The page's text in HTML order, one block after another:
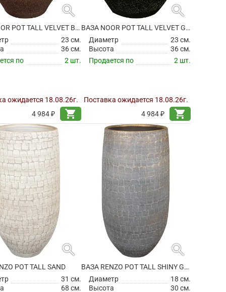
search
ВАЗА NOOR POT TALL VELVET BROWN
23 см.
36 см.
по
2 шт.
ожидается 18.08.26г.
4 984 ₽
shopping_cart
search
ВАЗА NOOR POT TALL VELVET GREEN
Диаметр
23 см.
Высота
36 см.
Продается по
2 шт.
Поставка ожидается 18.08.26г.
4 984 ₽
shopping_cart
search
POT TALL SAND
31 см.
68 см.
search
ВАЗА RENZO POT TALL SHINY GREY
Диаметр
18 см.
Высота
30 см.